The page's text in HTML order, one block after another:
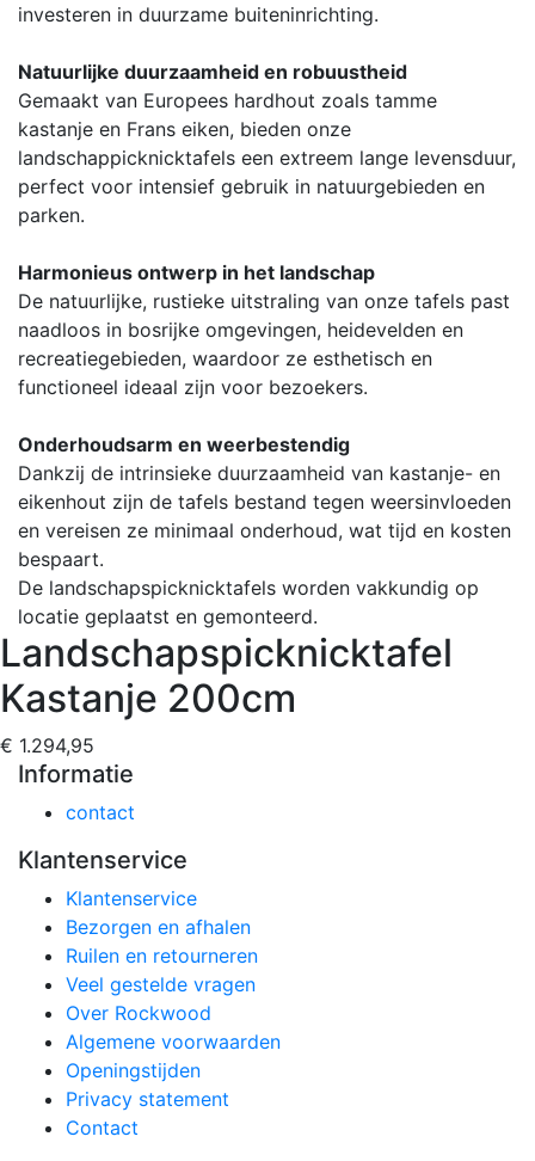
investeren in duurzame buiteninrichting.
Natuurlijke duurzaamheid en robuustheid
Gemaakt van Europees hardhout zoals tamme
kastanje en Frans eiken, bieden onze
landschappicknicktafels een extreem lange levensduur,
perfect voor intensief gebruik in natuurgebieden en
parken.
Harmonieus ontwerp in het landschap
De natuurlijke, rustieke uitstraling van onze tafels past
naadloos in bosrijke omgevingen, heidevelden en
recreatiegebieden, waardoor ze esthetisch en
functioneel ideaal zijn voor bezoekers.
Onderhoudsarm en weerbestendig
Dankzij de intrinsieke duurzaamheid van kastanje- en
eikenhout zijn de tafels bestand tegen weersinvloeden
en vereisen ze minimaal onderhoud, wat tijd en kosten
bespaart.
De landschapspicknicktafels worden vakkundig op
locatie geplaatst en gemonteerd.
Landschapspicknicktafel
Kastanje 200cm
€ 1.294,95
Informatie
contact
Klantenservice
Klantenservice
Bezorgen en afhalen
Ruilen en retourneren
Veel gestelde vragen
Over Rockwood
Algemene voorwaarden
Openingstijden
Privacy statement
Contact